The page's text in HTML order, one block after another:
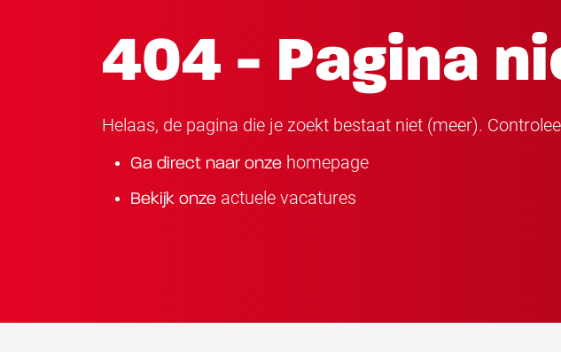
404 - Pagina
Helaas, de pagina die je zoekt bestaat niet (meer).
Ga direct naar onze homepage
Bekijk onze actuele vacatures